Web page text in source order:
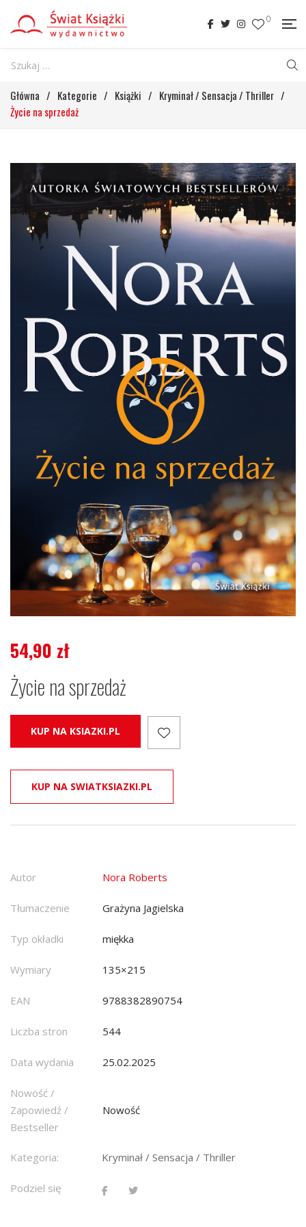
0
Główna / Kategorie / Książki / Kryminał / Sensacja / Thriller /
Życie na sprzedaż
54,90 zł
Życie na sprzedaż
KUP NA KSIAZKI.PL
KUP NA SWIATKSIAZKI.PL
Autor Nora Roberts
Tłumaczenie Grażyna Jagielska
Typ okładki miękka
Wymiary 135×215
EAN 9788382890754
Liczba stron 544
Data wydania 25.02.2025
Nowość /
Zapowiedź /
Bestseller
Nowość
Kategoria: Kryminał / Sensacja / Thriller
Podziel się